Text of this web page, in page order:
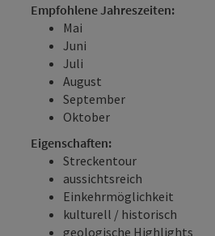
Empfohlene Jahreszeiten:
Mai
Juni
Juli
August
September
Oktober
Eigenschaften:
Streckentour
aussichtsreich
Einkehrmöglichkeit
kulturell / historisch
geologische Highlights